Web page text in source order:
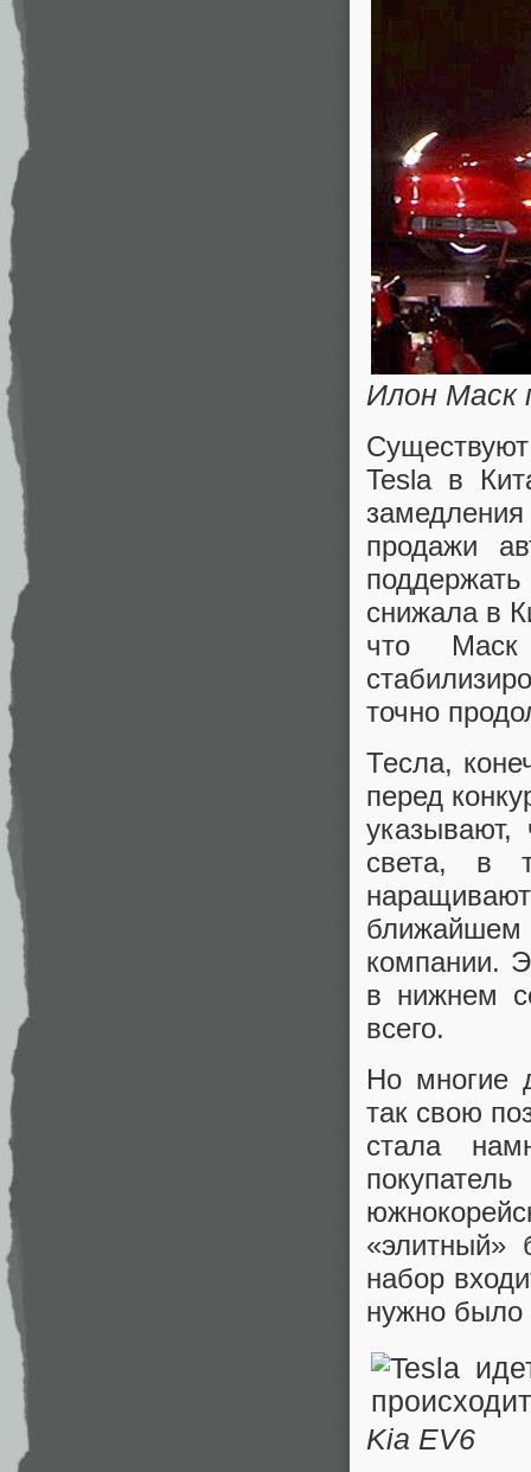
Илон Маск
Tesla в
продажи
снижала в
что
точно
Тесла,
перед
света, в
компании.
в нижнем
всего.
Но многие
так свою
стала
набор
нужно было
Kia EV6